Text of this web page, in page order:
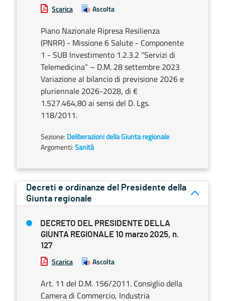
Scarica Ascolta
Piano Nazionale Ripresa Resilienza
(PNRR) - Missione 6 Salute - Componente
1 - SUB Investimento 1.2.3.2 “Servizi di
Telemedicina” – D.M. 28 settembre 2023
Variazione al bilancio di previsione 2026 e
pluriennale 2026-2028, di €
1.527.464,80 ai sensi del D. Lgs.
118/2011.
Sezione: Deliberazioni della Giunta regionale
Argomenti:Sanità
Decreti e ordinanze del Presidente della
Giunta regionale
DECRETO DEL PRESIDENTE DELLA
GIUNTA REGIONALE 10 marzo 2025, n.
127
Scarica Ascolta
Art. 11 del D.M. 156/2011. Consiglio della
Camera di Commercio, Industria